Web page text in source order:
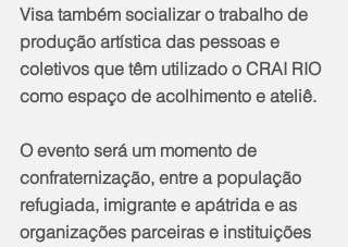
Visa também socializar o trabalho de
produção artística das pessoas e
coletivos que têm utilizado o CRAI RIO
como espaço de acolhimento e ateliê.
O evento será um momento de
confraternização, entre a população
refugiada, imigrante e apátrida e as
organizações parceiras e instituições